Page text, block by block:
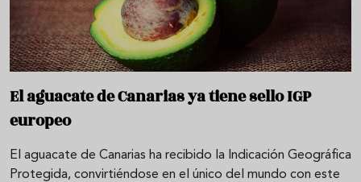
El aguacate de Canarias ya tiene sello IGP
europeo
El aguacate de Canarias ha recibido la Indicación Geográfica
Protegida, convirtiéndose en el único del mundo con este